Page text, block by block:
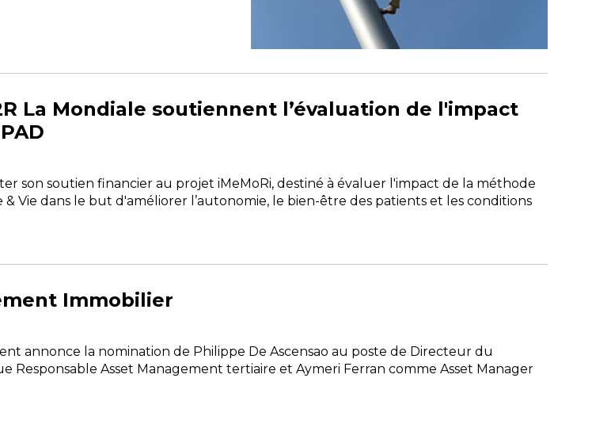
La Mondiale soutiennent l’évaluation de l'impact
son soutien financier au projet iMeMoRi, destiné à évaluer l'impact de la méthode
Vie dans le but d'améliorer l’autonomie, le bien-être des patients et les conditions
Immobilier
annonce la nomination de Philippe De Ascensao au poste de Directeur du
Asset Management tertiaire et Aymeri Ferran comme Asset Manager